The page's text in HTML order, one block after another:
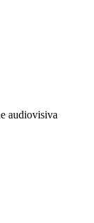
audiovisiva